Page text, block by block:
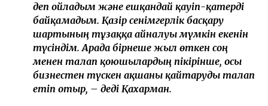
деп ойладым және ешқандай қауіп-қатерді
байқамадым. Қазір сенімгерлік басқару
шартының тұзаққа айналуы мүмкін екенін
түсіндім. Арада бірнеше жыл өткен соң
менен талап қоюшылардың пікірінше, осы
бизнестен түскен ақшаны қайтаруды талап
етіп отыр, – деді Қахарман.